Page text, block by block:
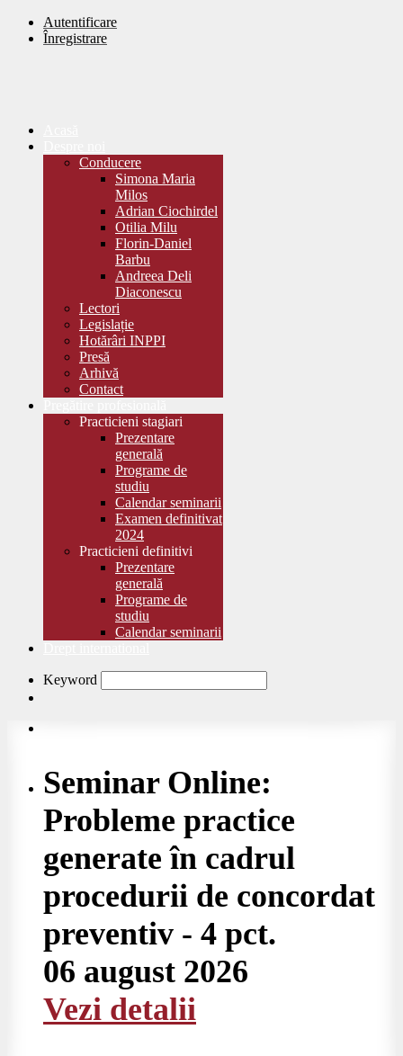
Autentificare
Înregistrare
Conducere
Simona Maria
Milos
Adrian Ciochirdel
Otilia Milu
Florin-Daniel
Barbu
Andreea Deli
Diaconescu
Lectori
Legislație
Hotărâri INPPI
Presă
Arhivă
Contact
Practicieni stagiari
Prezentare
generală
Programe de
studiu
Calendar seminarii
Examen definitivat
2024
Practicieni definitivi
Prezentare
generală
Programe de
studiu
Calendar seminarii
Keyword
Seminar Online:
Probleme practice
generate în cadrul
procedurii de concordat
preventiv - 4 pct.
06 august 2026
Vezi detalii